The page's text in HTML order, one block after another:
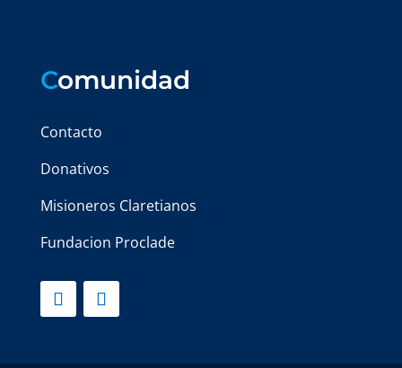
Comunidad
Contacto
Donativos
Misioneros Claretianos
Fundacion Proclade